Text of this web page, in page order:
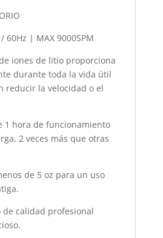
60Hz | MAX 9000SPM
iones de litio proporciona
durante toda la vida útil
reducir la velocidad o el
1 hora de funcionamiento
2 veces más que otras
de 5 oz para un uso
de calidad profesional